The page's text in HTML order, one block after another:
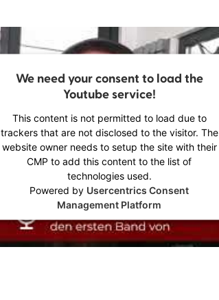
We need your consent to load the
Youtube service!
This content is not permitted to load due to
trackers that are not disclosed to the visitor. The
website owner needs to setup the site with their
CMP to add this content to the list of
technologies used.
Powered by Usercentrics Consent
Management Platform